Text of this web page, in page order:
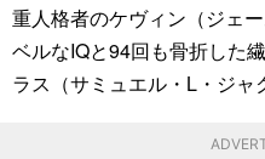
重人格者のケヴィン（ジェ
ベルなIQと94回も骨折した
ラス（サミュエル・L・ジャ